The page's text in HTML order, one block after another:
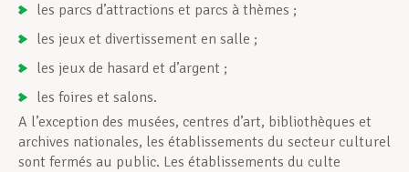
les parcs d’attractions et parcs à thèmes ;
les jeux et divertissement en salle ;
les jeux de hasard et d’argent ;
les foires et salons.
A l’exception des musées, centres d’art, bibliothèques et
archives nationales, les établissements du secteur culturel
sont fermés au public. Les établissements du culte